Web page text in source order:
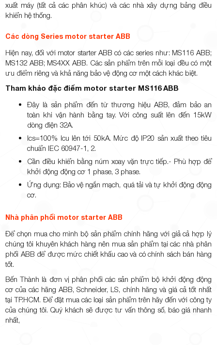
xuất máy (tất cả các phân khúc) và các nhà xây dựng bảng điều
khiển hệ thống.
Các dòng Series motor starter ABB
Hiện nay, đối với motor starter ABB có các series như: MS116 ABB;
MS132 ABB; MS4XX ABB. Các sản phẩm trên mỗi loại đều có một
ưu điểm riêng và khả năng bảo vệ động cơ một cách khác biệt.
Tham khảo đặc điểm motor starter MS116 ABB
Đây là sản phẩm đến từ thương hiệu ABB, đảm bảo an
toàn khi vận hành bằng tay. Với công suất lên đến 15kW
dòng điện 32A.
Ics=100% Icu lên tới 50kA. Mức độ IP20 sản xuất theo tiêu
chuẩn IEC 60947-1, 2.
Cần điều khiển bằng núm xoay vặn trực tiếp.- Phù hợp để
khởi động động cơ 1 phase, 3 phase.
Ứng dụng: Bảo vệ ngắn mạch, quá tải và tự khởi động động
cơ.
Nhà phân phối motor starter ABB
Để chọn mua cho mình bộ sản phẩm chính hãng với giả cả hợp lý
chúng tôi khuyên khách hàng nên mua sản phẩm tại các nhà phân
phối ABB để được mức chiết khấu cao và có chính sách bán hàng
tốt.
Bến Thành là đơn vị phân phối các sản phẩm bộ khởi động động
cơ của các hãng ABB, Schneider, LS, chính hãng và giá cả tốt nhất
tại TP.HCM. Để đặt mua các loại sản phẩm trên hãy đến với công ty
của chúng tôi. Quý khách sẽ được tư vấn thông số, báo giá nhanh
nhất,